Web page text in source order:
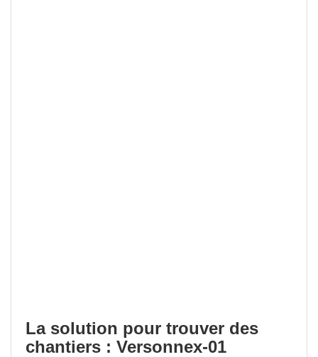
La solution pour trouver des
chantiers : Versonnex-01